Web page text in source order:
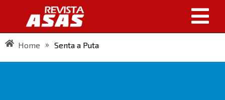
Home » Senta a Puta